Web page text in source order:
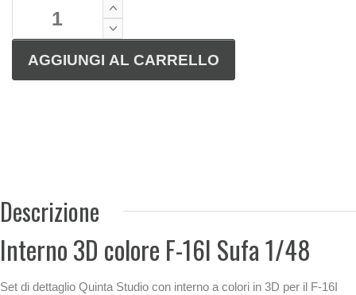
Descrizione
Interno 3D colore F-16I Sufa 1/48
Set di dettaglio Quinta Studio con interno a colori in 3D per il F-16I